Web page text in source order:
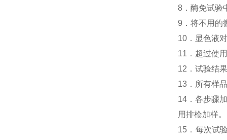
8．酶免试验
9．将不用的
10．显色液
11．超过使
12．试验结
13．所有样
14．各步骤
用排枪加样。
15．每次试